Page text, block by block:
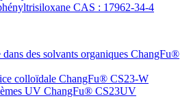
CAS : 17962-34-4
des solvants organiques ChangFu®
colloïdale ChangFu® CS23-W
UV ChangFu® CS23UV